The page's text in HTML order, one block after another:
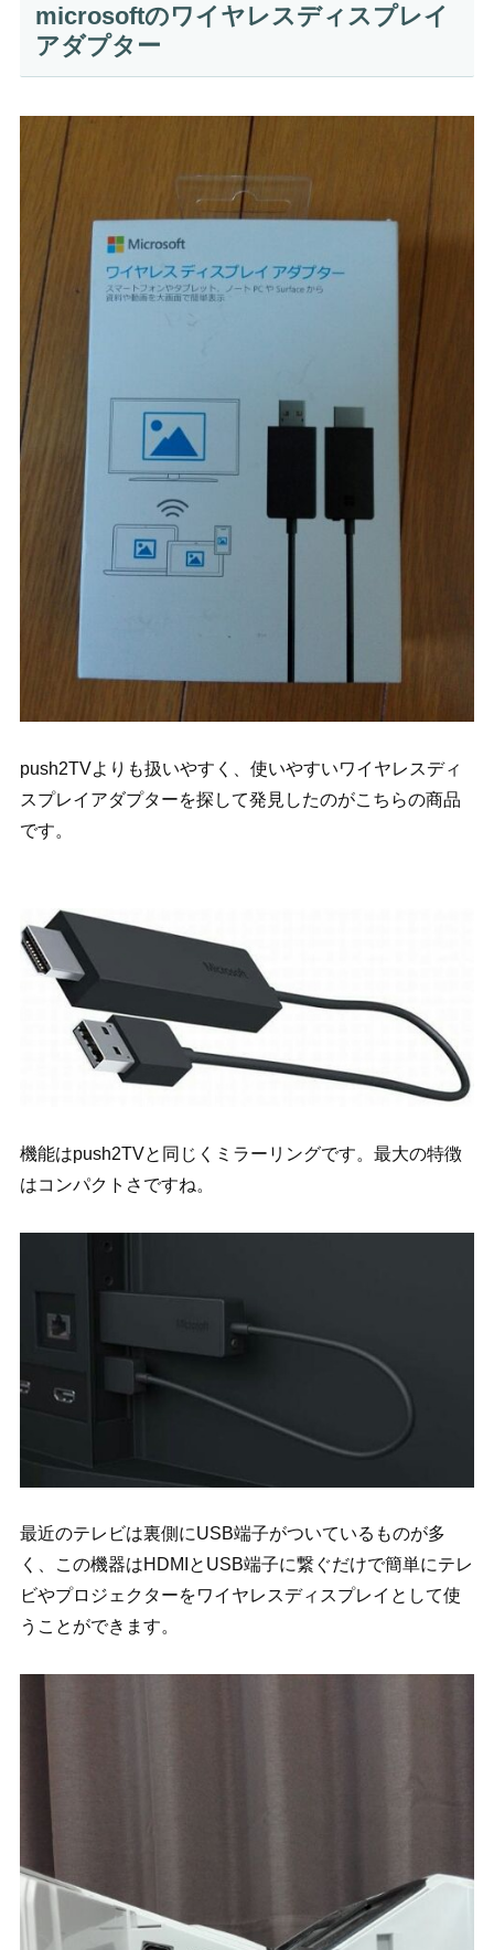
microsoftのワイヤレスディスプレイ
アダプター
push2TVよりも扱いやすく、使いやすいワイヤレスディ
スプレイアダプターを探して発見したのがこちらの商品
です。
機能はpush2TVと同じくミラーリングです。最大の特徴
はコンパクトさですね。
最近のテレビは裏側にUSB端子がついているものが多
く、この機器はHDMIとUSB端子に繋ぐだけで簡単にテレ
ビやプロジェクターをワイヤレスディスプレイとして使
うことができます。